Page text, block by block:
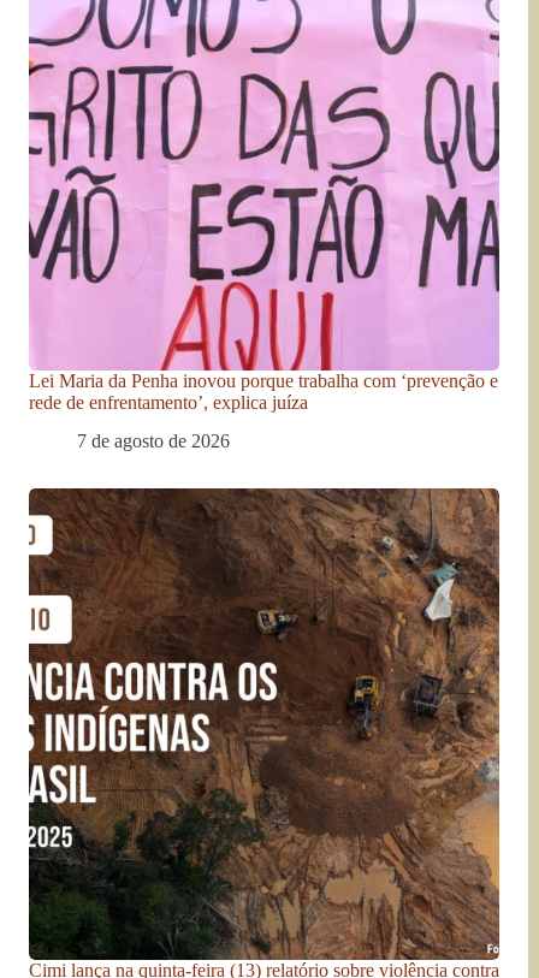
Lei Maria da Penha inovou porque trabalha com ‘prevenção e
rede de enfrentamento’, explica juíza
7 de agosto de 2026
Cimi lança na quinta-feira (13) relatório sobre violência contra